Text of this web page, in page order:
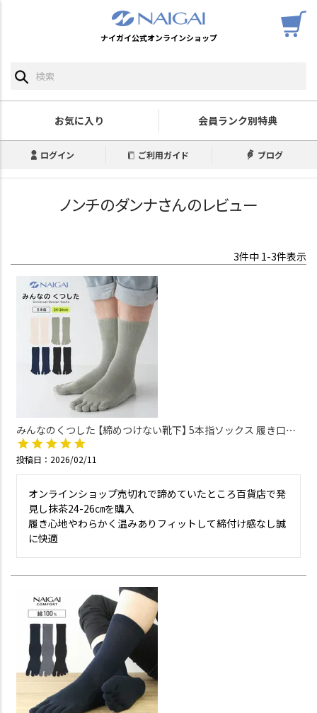
ナイガイ公式オンラインショップ
お気に入り 会員ランク別特典
ログイン ご利用ガイド ブログ
ノンチのダンナさんのレビュー
3件中 1-3件表示
みんなのくつした 【締めつけない靴下】 5本指ソックス 履き口ゴ
ムなし オーガニックコットン混 クルー丈 ユニセックス
02422500
投稿日 2026/02/11
オンラインショップ売切れで諦めていたところ百貨店で発
見し抹茶24-26㎝を購入
履き心地やわらかく温みありフィットして締付け感なし誠
に快適